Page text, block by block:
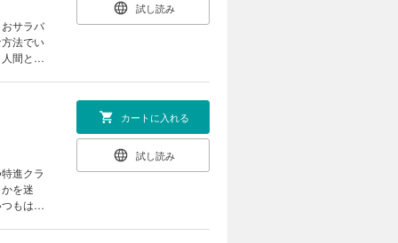
サラバ
法でい
間とい
試し読み
進クラ
を迷
もはや
カートに入れる
試し読み